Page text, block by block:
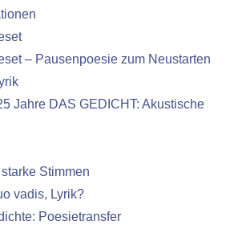
– Pausenpoesie zum Neustarten
Jahre DAS GEDICHT: Akustische
Stimmen
vadis, Lyrik?
Poesietransfer